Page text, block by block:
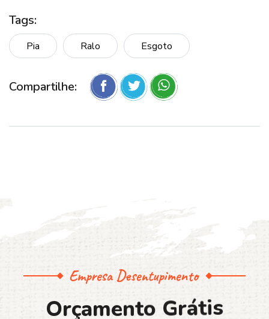
Tags:
Pia Ralo Esgoto
Compartilhe:
Empresa Desentupimento
Orçamento Grátis